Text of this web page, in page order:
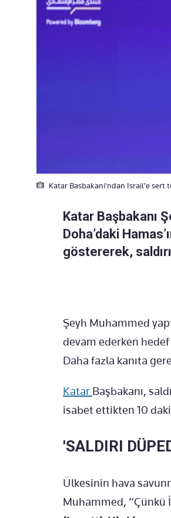
Katar Basbakani'ndan Israil’e sert
Katar Başbakanı
Doha’daki
göstererek,
Şeyh Muhammed
devam ederken hedef
Daha fazla kanıta
Katar Başbakanı,
isabet ettikten 10
'SALDIRI
Ülkesinin hava
Muhammed, “Çünkü